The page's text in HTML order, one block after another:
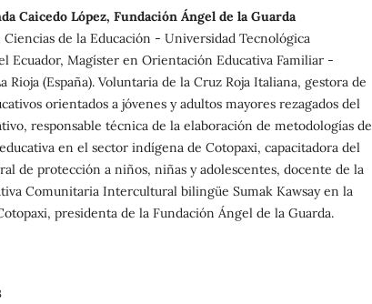
Caicedo López, Fundación Ángel de la Guarda
Ciencias de la Educación - Universidad Tecnológica
Ecuador, Magíster en Orientación Educativa Familiar -
Rioja (España). Voluntaria de la Cruz Roja Italiana, gestora de
orientados a jóvenes y adultos mayores rezagados del
responsable técnica de la elaboración de metodologías de
en el sector indígena de Cotopaxi, capacitadora del
de protección a niños, niñas y adolescentes, docente de la
Comunitaria Intercultural bilingüe Sumak Kawsay en la
presidenta de la Fundación Ángel de la Guarda.